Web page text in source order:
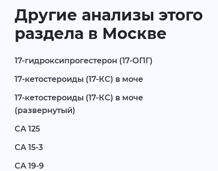
Другие анализы этого
раздела в Москве
17-гидроксипрогестерон (17-ОПГ)
17-кетостероиды (17-КС) в моче
17-кетостероиды (17-КС) в моче
(развернутый)
CA 125
CA 15-3
CA 19-9